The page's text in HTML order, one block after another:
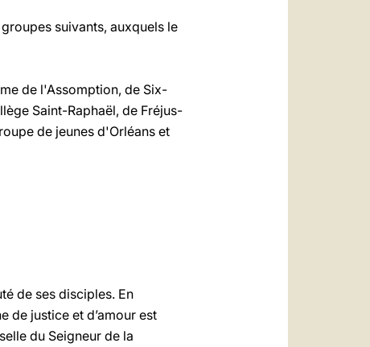
suivants, auxquels le
de l'Assomption, de Six-
Saint-Raphaël, de Fréjus-
de jeunes d'Orléans et
de ses disciples. En
de justice et d’amour est
du Seigneur de la